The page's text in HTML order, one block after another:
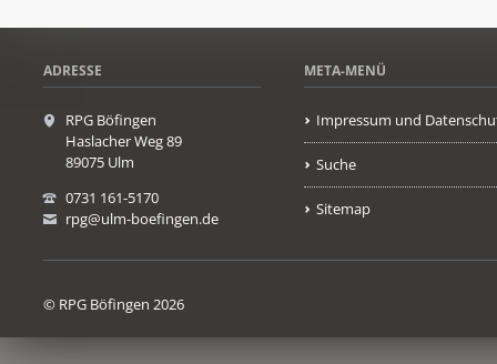
ADRESSE
RPG Böfingen
Haslacher Weg 89
89075 Ulm
0731 161-5170
rpg@ulm-boefingen.de
META-MENÜ
Impressum und
Suche
Sitemap
© RPG Böfingen 2026